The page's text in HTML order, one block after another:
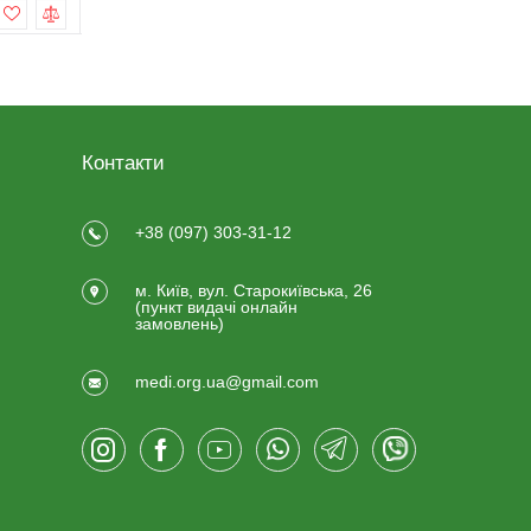
Контакти
+38 (097) 303-31-12
м. Київ, вул. Старокиївська, 26
(пункт видачi онлайн
замовлень)
medi.org.ua@gmail.com